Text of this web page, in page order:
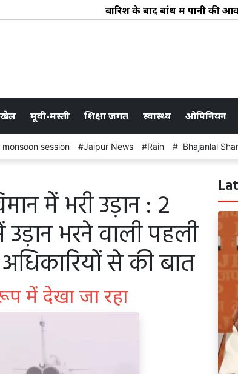
बारिश के बाद बांध में पानी की आवक
खेल मूवी-मस्ती शिक्षा जगत स्वास्थ्य ओपिनियन
session Jaipur News Rain Bhajanlal
में भरी उड़ान : 2
भरने वाली पहली
से की बात
में देखा जा रहा